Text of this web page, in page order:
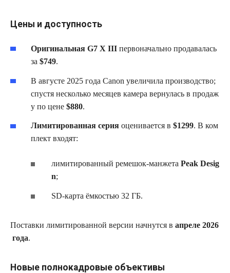
Цены и доступность
Оригинальная G7 X III первоначально продавалась
за $749.
В августе 2025 года Canon увеличила производство;
спустя несколько месяцев камера вернулась в продаж
у по цене $880.
Лимитированная серия оценивается в $1299. В ком
плект входят:
лимитированный ремешок‑манжета Peak Desig
n;
SD‑карта ёмкостью 32 ГБ.
Поставки лимитированной версии начнутся в апреле 2026
года.
Новые полнокадровые объективы